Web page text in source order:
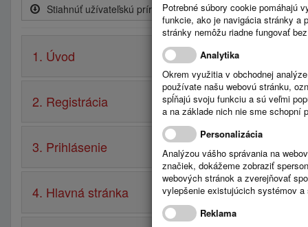
Stiahnúť užívateľskú príručku
1. Úvod
2. Registrácia
3. Prihlásenie
4. Hlavná stránka
Potrebné súbory cookie pomáhajú
funkcie, ako je navigácia stránky a
stránky nemôžu riadne fungovať
Analytika
Okrem využitia v obchodnej
používate našu webovú stránku,
spĺňajú svoju funkciu a sú veľmi
a na základe nich nie sme schopní
Personalizácia
Analýzou vášho správania na
značiek, dokážeme zobraziť
webových stránok a zverejňovať
vylepšenie existujúcich systémov
Reklama